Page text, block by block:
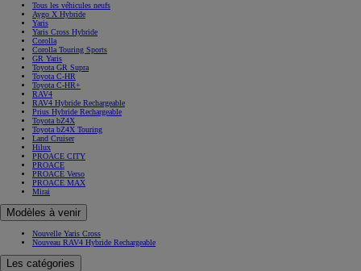
Tous les véhicules neufs
Aygo X Hybride
Yaris
Yaris Cross Hybride
Corolla
Corolla Touring Sports
GR Yaris
Toyota GR Supra
Toyota C-HR
Toyota C-HR+
RAV4
RAV4 Hybride Rechargeable
Prius Hybride Rechargeable
Toyota bZ4X
Toyota bZ4X Touring
Land Cruiser
Hilux
PROACE CITY
PROACE
PROACE Verso
PROACE MAX
Mirai
Modèles à venir
Nouvelle Yaris Cross
Nouveau RAV4 Hybride Rechargeable
Les catégories